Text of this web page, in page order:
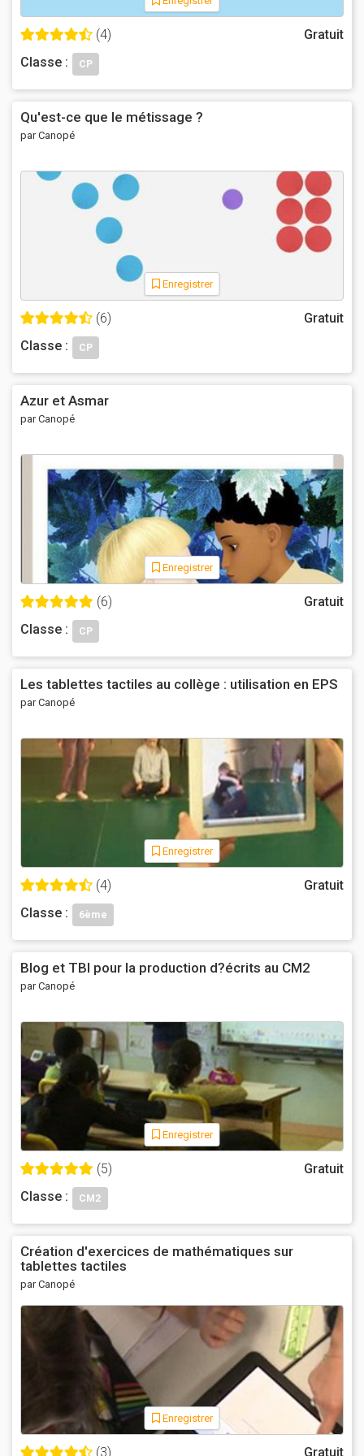
(4)
Gratuit
Classe :
CP
Qu'est-ce que le métissage ?
par Canopé
Enregistrer
(6)
Gratuit
Classe :
CP
Azur et Asmar
par Canopé
Enregistrer
(6)
Gratuit
Classe :
CP
Les tablettes tactiles au collège : utilisation en EPS
par Canopé
Enregistrer
(4)
Gratuit
Classe :
6ème
Blog et TBI pour la production d?écrits au CM2
par Canopé
Enregistrer
(5)
Gratuit
Classe :
CM2
Création d'exercices de mathématiques sur
tablettes tactiles
par Canopé
Enregistrer
(3) Gratuit